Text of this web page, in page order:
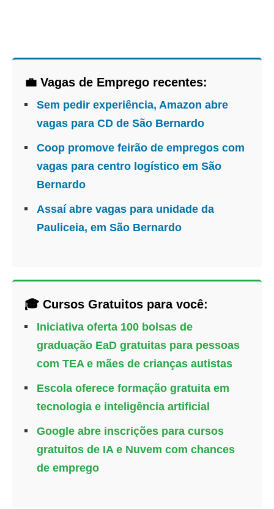
💼 Vagas de Emprego recentes:
Sem pedir experiência, Amazon abre
vagas para CD de São Bernardo
Coop promove feirão de empregos com
vagas para centro logístico em São
Bernardo
Assaí abre vagas para unidade da
Pauliceia, em São Bernardo
🎓 Cursos Gratuitos para você:
Iniciativa oferta 100 bolsas de
graduação EaD gratuitas para pessoas
com TEA e mães de crianças autistas
Escola oferece formação gratuita em
tecnologia e inteligência artificial
Google abre inscrições para cursos
gratuitos de IA e Nuvem com chances
de emprego